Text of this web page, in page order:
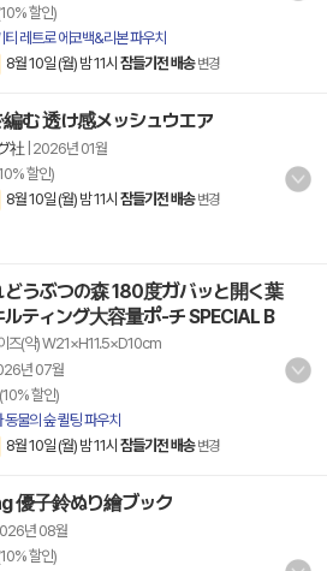
할인)
티 레트로 에코백&리본 파우치
8월 10일 (월) 밤 11시 잠들기전 배송 변경
む 透け感メッシュウエア
社 2026년 01월
할인)
8월 10일 (월) 밤 11시 잠들기전 배송 변경
どうぶつの森 180度ガバッと開く葉
ルティング大容量ポ-チ SPECIAL B
즈(약) W21×H11.5×D10cm
년 07월
할인)
동물의 숲 퀼팅 파우치
8월 10일 (월) 밤 11시 잠들기전 배송 변경
優子鈴ぬり繪ブック
년 08월
할인)